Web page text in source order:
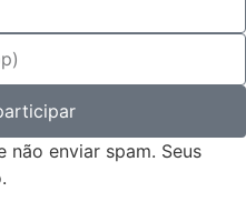
não enviar spam. Seus